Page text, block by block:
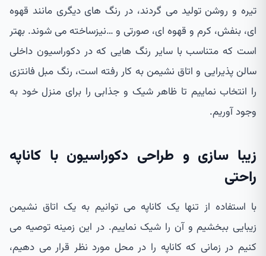
تیره و روشن تولید می گردند، در رنگ های دیگری مانند قهوه
ای، بنفش، کرم و قهوه ای، صورتی و …نیزساخته می شوند. بهتر
است که متناسب با سایر رنگ هایی که در دکوراسیون داخلی
سالن پذیرایی و اتاق نشیمن به کار رفته است، رنگ مبل فانتزی
را انتخاب نماییم تا ظاهر شیک و جذابی را برای منزل خود به
وجود آوریم.
زیبا سازی و طراحی دکوراسیون با کاناپه
راحتی
با استفاده از تنها یک کاناپه می توانیم به یک اتاق نشیمن
زیبایی ببخشیم و آن را شیک نماییم. در این زمینه توصیه می
کنیم در زمانی که کاناپه را در محل مورد نظر قرار می دهیم،